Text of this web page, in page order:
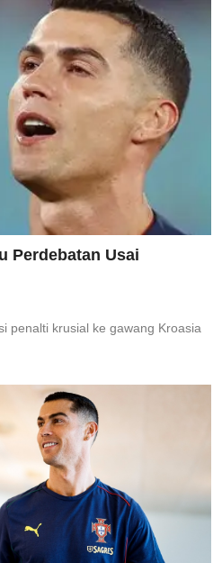
Perdebatan Usai
penalti krusial ke gawang Kroasia